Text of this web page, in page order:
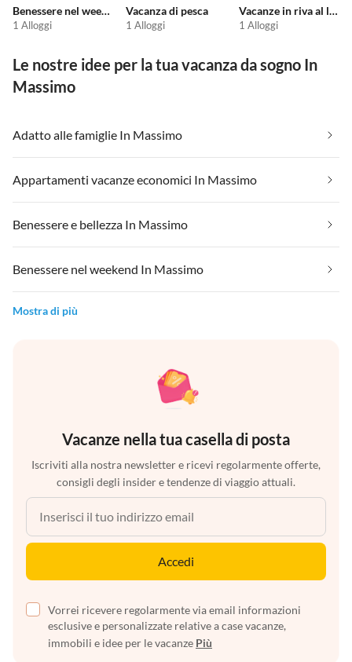
Benessere nel weekend
1 Alloggi
Vacanza di pesca
1 Alloggi
Vacanze in riva al lago
1 Alloggi
Le nostre idee per la tua vacanza da sogno In
Massimo
Adatto alle famiglie In Massimo
Appartamenti vacanze economici In Massimo
Benessere e bellezza In Massimo
Benessere nel weekend In Massimo
Mostra di più
Vacanze nella tua casella di posta
Iscriviti alla nostra newsletter e ricevi regolarmente offerte,
consigli degli insider e tendenze di viaggio attuali.
Accedi
Vorrei ricevere regolarmente via email informazioni
esclusive e personalizzate relative a case vacanze,
immobili e idee per le vacanze Più